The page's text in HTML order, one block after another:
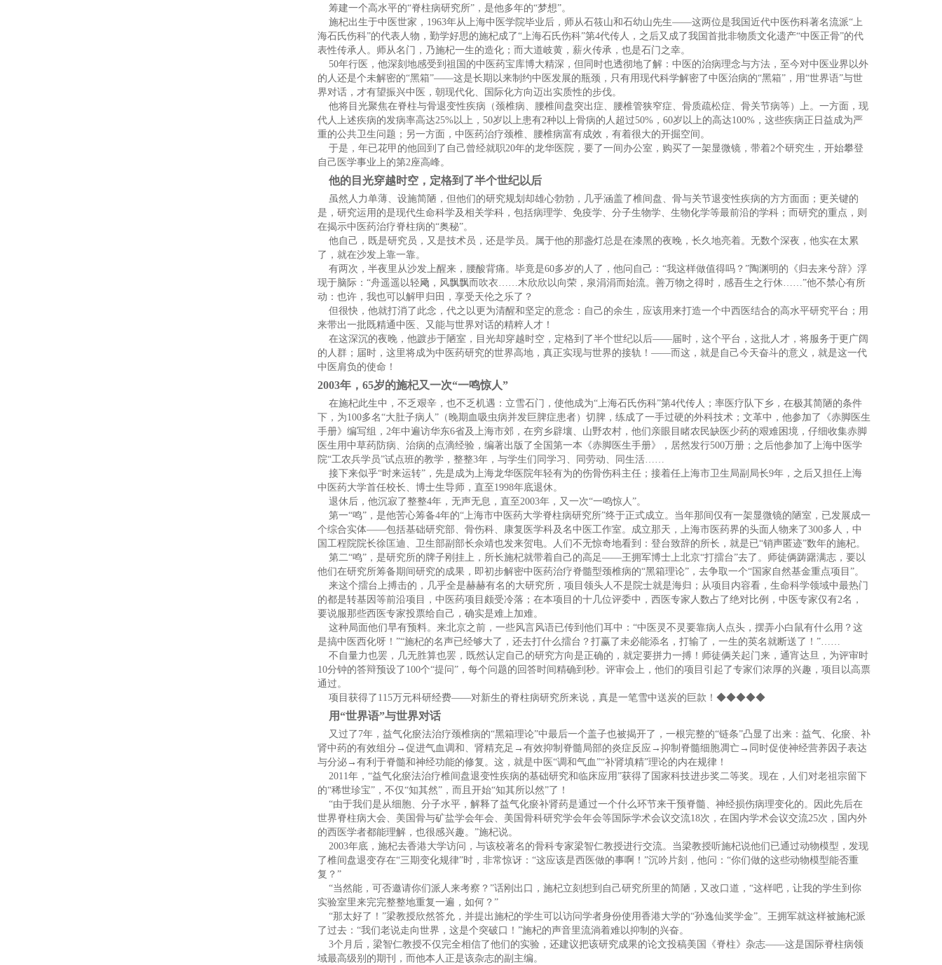
筹建一个高水平的“脊柱病研究所”，是他多年的“梦想”。
施杞出生于中医世家，1963年从上海中医学院毕业后，师从石筱山和石幼山先生——这两位是我国近代中医伤科著名流派“上
海石氏伤科”的代表人物，勤学好思的施杞成了“上海石氏伤科”第4代传人，之后又成了我国首批非物质文化遗产“中医正骨”的代
表性传承人。师从名门，乃施杞一生的造化；而大道岐黄，薪火传承，也是石门之幸。
50年行医，他深刻地感受到祖国的中医药宝库博大精深，但同时也透彻地了解：中医的治病理念与方法，至今对中医业界以外
的人还是个未解密的“黑箱”——这是长期以来制约中医发展的瓶颈，只有用现代科学解密了中医治病的“黑箱”，用“世界语”与世
界对话，才有望振兴中医，朝现代化、国际化方向迈出实质性的步伐。
他将目光聚焦在脊柱与骨退变性疾病（颈椎病、腰椎间盘突出症、腰椎管狭窄症、骨质疏松症、骨关节病等）上。一方面，现
代人上述疾病的发病率高达25%以上，50岁以上患有2种以上骨病的人超过50%，60岁以上的高达100%，这些疾病正日益成为严
重的公共卫生问题；另一方面，中医药治疗颈椎、腰椎病富有成效，有着很大的开掘空间。
于是，年已花甲的他回到了自己曾经就职20年的龙华医院，要了一间办公室，购买了一架显微镜，带着2个研究生，开始攀登
自己医学事业上的第2座高峰。
他的目光穿越时空，定格到了半个世纪以后
虽然人力单薄、设施简陋，但他们的研究规划却雄心勃勃，几乎涵盖了椎间盘、骨与关节退变性疾病的方方面面；更关键的
是，研究运用的是现代生命科学及相关学科，包括病理学、免疫学、分子生物学、生物化学等最前沿的学科；而研究的重点，则
在揭示中医药治疗脊柱病的“奥秘”。
他自己，既是研究员，又是技术员，还是学员。属于他的那盏灯总是在漆黑的夜晚，长久地亮着。无数个深夜，他实在太累
了，就在沙发上靠一靠。
有两次，半夜里从沙发上醒来，腰酸背痛。毕竟是60多岁的人了，他问自己：“我这样做值得吗？”陶渊明的《归去来兮辞》浮
现于脑际：“舟遥遥以轻飏，风飘飘而吹衣……木欣欣以向荣，泉涓涓而始流。善万物之得时，感吾生之行休……”他不禁心有所
动：也许，我也可以解甲归田，享受天伦之乐了？
但很快，他就打消了此念，代之以更为清醒和坚定的意念：自己的余生，应该用来打造一个中西医结合的高水平研究平台；用
来带出一批既精通中医、又能与世界对话的精粹人才！
在这深沉的夜晚，他踱步于陋室，目光却穿越时空，定格到了半个世纪以后——届时，这个平台，这批人才，将服务于更广阔
的人群；届时，这里将成为中医药研究的世界高地，真正实现与世界的接轨！——而这，就是自己今天奋斗的意义，就是这一代
中医肩负的使命！
2003年，65岁的施杞又一次“一鸣惊人”
在施杞此生中，不乏艰辛，也不乏机遇：立雪石门，使他成为“上海石氏伤科”第4代传人；率医疗队下乡，在极其简陋的条件
下，为100多名“大肚子病人”（晚期血吸虫病并发巨脾症患者）切脾，练成了一手过硬的外科技术；文革中，他参加了《赤脚医生
手册》编写组，2年中遍访华东6省及上海市郊，在穷乡辟壤、山野农村，他们亲眼目睹农民缺医少药的艰难困境，仔细收集赤脚
医生用中草药防病、治病的点滴经验，编著出版了全国第一本《赤脚医生手册》，居然发行500万册；之后他参加了上海中医学
院“工农兵学员”试点班的教学，整整3年，与学生们同学习、同劳动、同生活……
接下来似乎“时来运转”，先是成为上海龙华医院年轻有为的伤骨伤科主任；接着任上海市卫生局副局长9年，之后又担任上海
中医药大学首任校长、博士生导师，直至1998年底退休。
退休后，他沉寂了整整4年，无声无息，直至2003年，又一次“一鸣惊人”。
第一“鸣”，是他苦心筹备4年的“上海市中医药大学脊柱病研究所”终于正式成立。当年那间仅有一架显微镜的陋室，已发展成一
个综合实体——包括基础研究部、骨伤科、康复医学科及名中医工作室。成立那天，上海市医药界的头面人物来了300多人，中
国工程院院长徐匡迪、卫生部副部长佘靖也发来贺电。人们不无惊奇地看到：登台致辞的所长，就是已“销声匿迹”数年的施杞。
第二“鸣”，是研究所的牌子刚挂上，所长施杞就带着自己的高足——王拥军博士上北京“打擂台”去了。师徒俩踌躇满志，要以
他们在研究所筹备期间研究的成果，即初步解密中医药治疗脊髓型颈椎病的“黑箱理论”，去争取一个“国家自然基金重点项目”。
来这个擂台上搏击的，几乎全是赫赫有名的大研究所，项目领头人不是院士就是海归；从项目内容看，生命科学领域中最热门
的都是转基因等前沿项目，中医药项目颇受冷落；在本项目的十几位评委中，西医专家人数占了绝对比例，中医专家仅有2名，
要说服那些西医专家投票给自己，确实是难上加难。
这种局面他们早有预料。来北京之前，一些风言风语已传到他们耳中：“中医灵不灵要靠病人点头，摆弄小白鼠有什么用？这
是搞中医西化呀！”“施杞的名声已经够大了，还去打什么擂台？打赢了未必能添名，打输了，一生的英名就断送了！”……
不自量力也罢，几无胜算也罢，既然认定自己的研究方向是正确的，就定要拼力一搏！师徒俩关起门来，通宵达旦，为评审时
10分钟的答辩预设了100个“提问”，每个问题的回答时间精确到秒。评审会上，他们的项目引起了专家们浓厚的兴趣，项目以高票
通过。
项目获得了115万元科研经费——对新生的脊柱病研究所来说，真是一笔雪中送炭的巨款！◆◆◆◆◆
用“世界语”与世界对话
又过了7年，益气化瘀法治疗颈椎病的“黑箱理论”中最后一个盖子也被揭开了，一根完整的“链条”凸显了出来：益气、化瘀、补
肾中药的有效组分→促进气血调和、肾精充足→有效抑制脊髓局部的炎症反应→抑制脊髓细胞凋亡→同时促使神经营养因子表达
与分泌→有利于脊髓和神经功能的修复。这，就是中医“调和气血”“补肾填精”理论的内在规律！
2011年，“益气化瘀法治疗椎间盘退变性疾病的基础研究和临床应用”获得了国家科技进步奖二等奖。现在，人们对老祖宗留下
的“稀世珍宝”，不仅“知其然”，而且开始“知其所以然”了！
“由于我们是从细胞、分子水平，解释了益气化瘀补肾药是通过一个什么环节来干预脊髓、神经损伤病理变化的。因此先后在
世界脊柱病大会、美国骨与矿盐学会年会、美国骨科研究学会年会等国际学术会议交流18次，在国内学术会议交流25次，国内外
的西医学者都能理解，也很感兴趣。”施杞说。
2003年底，施杞去香港大学访问，与该校著名的骨科专家梁智仁教授进行交流。当梁教授听施杞说他们已通过动物模型，发现
了椎间盘退变存在“三期变化规律”时，非常惊讶：“这应该是西医做的事啊！”沉吟片刻，他问：“你们做的这些动物模型能否重
复？”
“当然能，可否邀请你们派人来考察？”话刚出口，施杞立刻想到自己研究所里的简陋，又改口道，“这样吧，让我的学生到你
实验室里来完完整整地重复一遍，如何？”
“那太好了！”梁教授欣然答允，并提出施杞的学生可以访问学者身份使用香港大学的“孙逸仙奖学金”。王拥军就这样被施杞派
了过去：“我们老说走向世界，这是个突破口！”施杞的声音里流淌着难以抑制的兴奋。
3个月后，梁智仁教授不仅完全相信了他们的实验，还建议把该研究成果的论文投稿美国《脊柱》杂志——这是国际脊柱病领
域最高级别的期刊，而他本人正是该杂志的副主编。